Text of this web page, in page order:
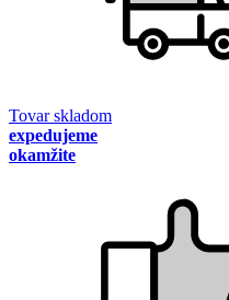
Tovar skladom
expedujeme
okamžite